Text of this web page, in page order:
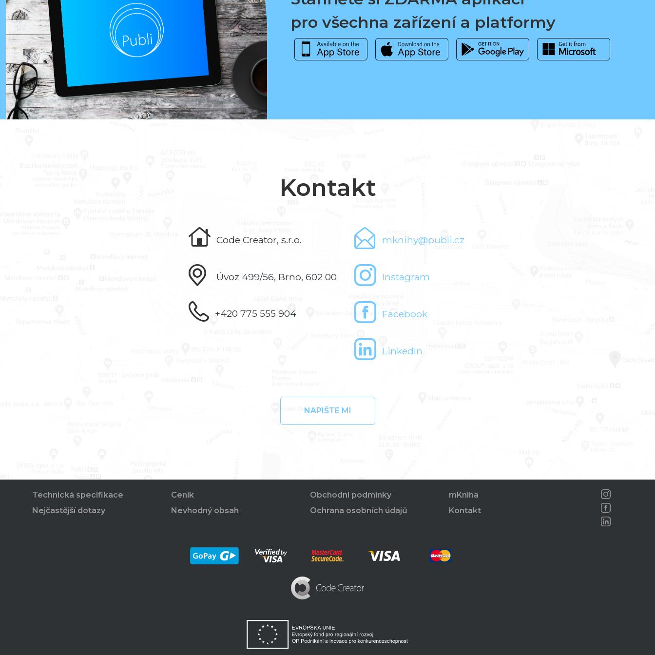
pro všechna zařízení a platformy
Kontakt
Code Creator, s.r.o.
Úvoz 499/56, Brno, 602 00
+420 775 555 904
mknihy@publi.cz
Instagram
Facebook
LinkedIn
NAPIŠTE MI
Technická specifikace
Nejčastější dotazy
Ceník
Nevhodný obsah
Obchodní podmínky
Ochrana osobních údajů
mKniha
Kontakt